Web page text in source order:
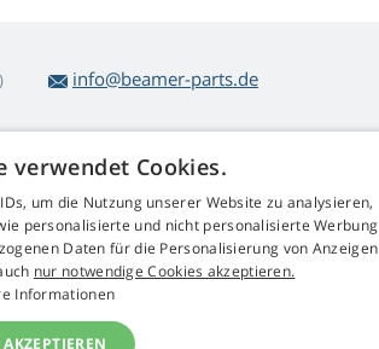
info@beamer-parts.de
Web Retail s.r.o.
Kontakt
GDPR
Impressum
verwendet Cookies.
um die Nutzung unserer Website zu analysieren,
personalisierte und nicht personalisierte Werbung
Daten für die Personalisierung von Anzeigen
nur notwendige Cookies akzeptieren.
Informationen